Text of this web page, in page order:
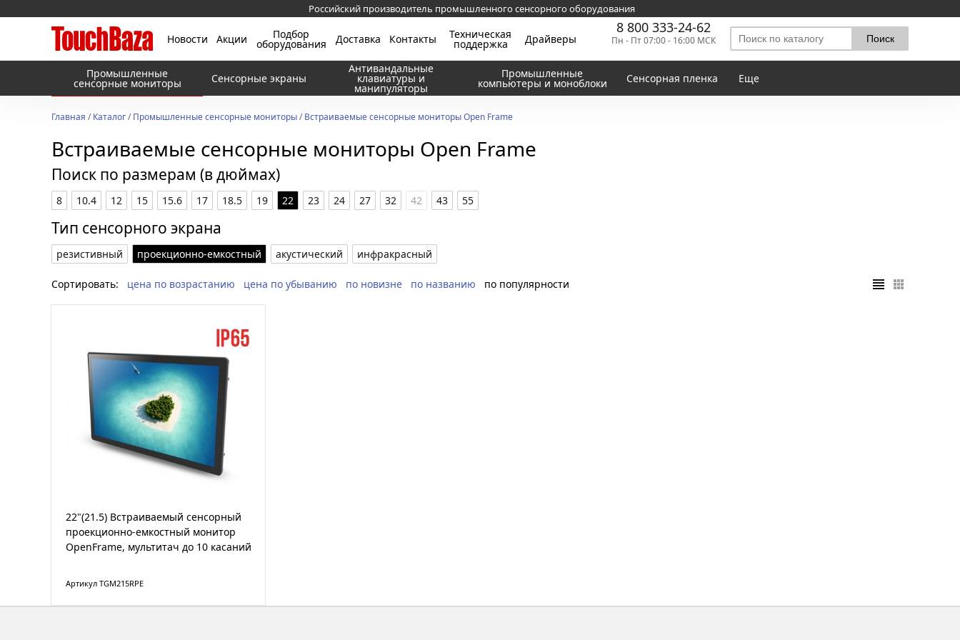
Российский производитель промышленного сенсорного оборудования
Новости Акции Подбор
оборудования Доставка Контакты Техническая
поддержка Драйверы
8 800 333-24-62
Пн - Пт 07:00 - 16:00 МСК
Промышленные
сенсорные мониторы Сенсорные экраны
Антивандальные
клавиатуры и
манипуляторы
Промышленные
компьютеры и моноблоки Сенсорная пленка Еще
Главная /Каталог/Промышленные сенсорные мониторы/Встраиваемые сенсорные мониторы Open Frame
Встраиваемые сенсорные мониторы Open Frame
Поиск по размерам (в дюймах)
8 10.4 12 15 15.6 17 18.5 19 22 23 24 27 32 42 43 55
Тип сенсорного экрана
резистивный проекционно-емкостный акустический инфракрасный
Сортировать: цена по возрастанию цена по убыванию по новизне по названию по популярности
22"(21.5) Встраиваемый сенсорный
проекционно-емкостный монитор
OpenFrame, мультитач до 10 касаний
Артикул TGM215RPE